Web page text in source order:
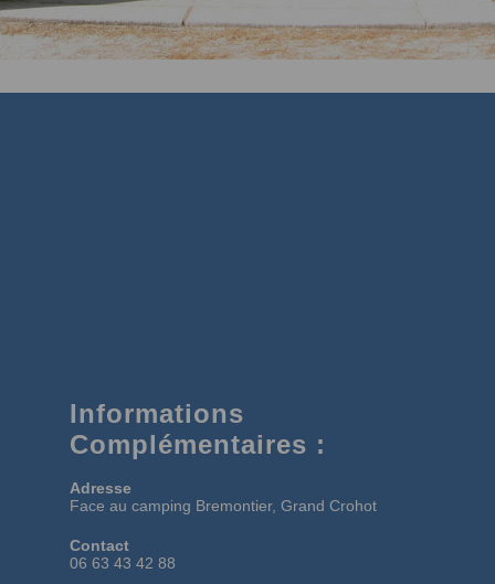
Informations
Complémentaires :
Adresse
Face au camping Bremontier, Grand Crohot
Contact
06 63 43 42 88